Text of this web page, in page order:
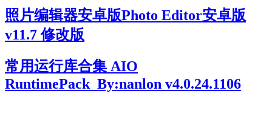
照片编辑器安卓版Photo Editor安卓版
v11.7 修改版
常用运行库合集 AIO
RuntimePack_By:nanlon v4.0.24.1106